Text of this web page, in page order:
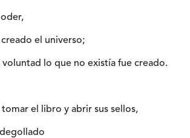
el universo;
lo que no existía fue creado.
el libro y abrir sus sellos,